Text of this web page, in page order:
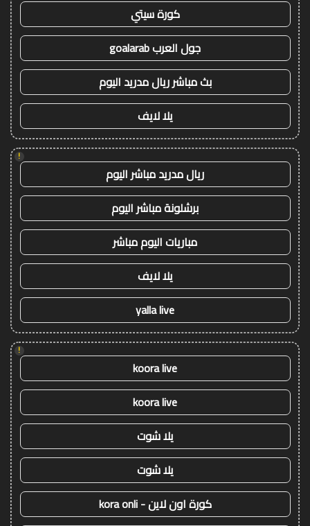
كورة سيتي
جول العرب goalarab
بث مباشر ريال مدريد اليوم
يلا لايف
!
ريال مدريد مباشر اليوم
برشلونة مباشر اليوم
مباريات اليوم مباشر
يلا لايف
yalla live
!
koora live
koora live
يلا شوت
يلا شوت
كورة اون لاين - kora onli